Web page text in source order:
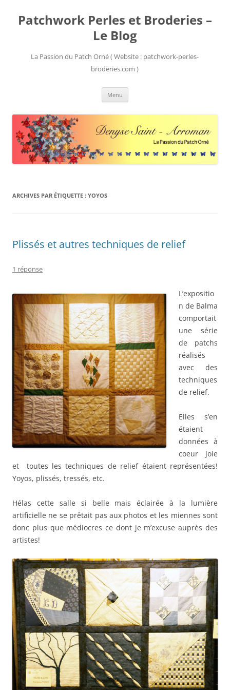
Patchwork Perles et Broderies –
Le Blog
La Passion du Patch Orné ( Website : patchwork-perles-
broderies.com )
Menu
ARCHIVES PAR ÉTIQUETTE : YOYOS
Plissés et autres techniques de relief
1 réponse
L’expositio
n de Balma
comportait
une série
de patchs
réalisés
avec des
techniques
de relief.
Elles s’en
étaient
données à
coeur joie
et toutes les techniques de relief étaient représentées!
Yoyos, plissés, tressés, etc.
Hélas cette salle si belle mais éclairée à la lumière
artificielle ne se prêtait pas aux photos et les miennes sont
donc plus que médiocres ce dont je m’excuse auprès des
artistes!